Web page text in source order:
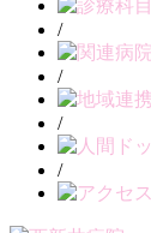
/
/
/
/